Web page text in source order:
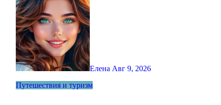
Елена Авг 9, 2026
Путешествия и туризм